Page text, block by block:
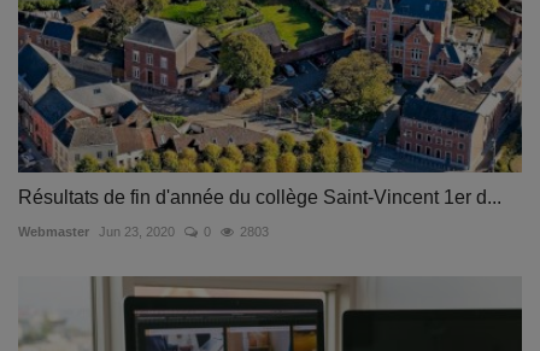
Résultats de fin d'année du collège Saint-Vincent 1er d...
Webmaster Jun 23, 2020 0 2803